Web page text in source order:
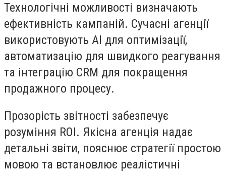
Технологічні можливості визначають
ефективність кампаній. Сучасні агенції
використовують AI для оптимізації,
автоматизацію для швидкого реагування
та інтеграцію CRM для покращення
продажного процесу.
Прозорість звітності забезпечує
розуміння ROI. Якісна агенція надає
детальні звіти, пояснює стратегії простою
мовою та встановлює реалістичні